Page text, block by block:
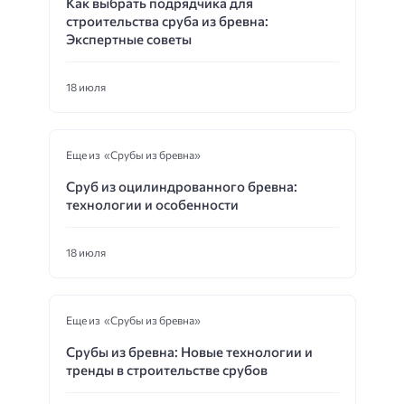
строительства сруба из бревна:
Экспертные советы
18 июля
Еще из «Срубы из бревна»
Сруб из оцилиндрованного бревна:
технологии и особенности
18 июля
Еще из «Срубы из бревна»
Срубы из бревна: Новые технологии и
тренды в строительстве срубов